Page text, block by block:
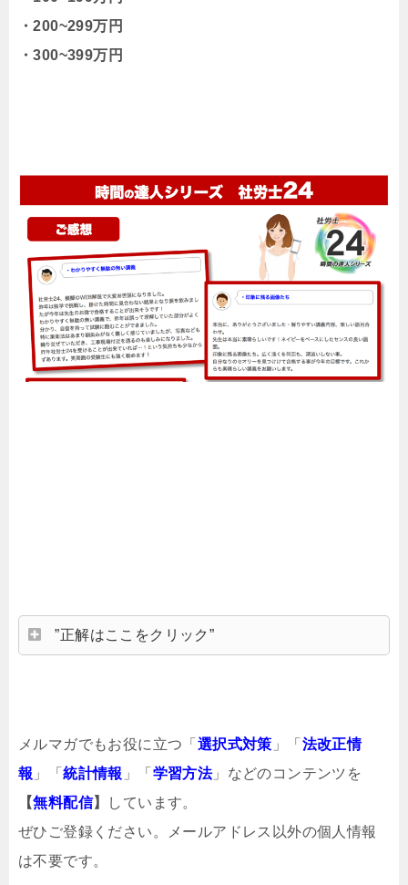
・200~299万円
・300~399万円
”正解はここをクリック”
メルマガでもお役に立つ「 選択式対策 」「 法改正情
報 」「統計情報 」「 学習方法」などのコンテンツを
【無料配信】
しています。
ぜひご登録ください。メールアドレス以外の個人情報
は不要です。